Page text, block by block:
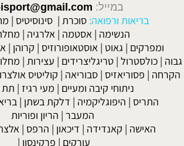
במייל:
בריאות ורפואה: סוכרת | סינוסיטיס |
הנשימה | אסטמה | אלרגיה |
ומפרקים | גאוט | אוסטאופורוזיס | קרוהן |
גבוה |כולסטרול |טריגליצרידים | עצירות |
הקרחה | פסוריאזיס |סבוריאה | קוליטיס
ניתוחי קיבה ומעיים | מעי רגיז | תת
התריס | היפוגליקמיה | דלקת בשתן |
המעבר | הריון ופוריות
האישה | קאנדידה | דיכאון | הרפס |
עורקים | פרקינסון |